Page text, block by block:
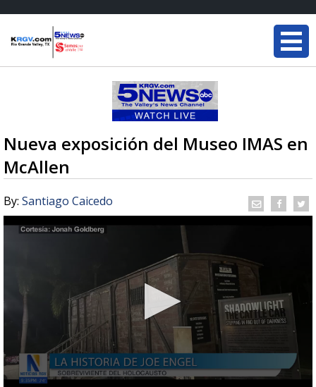
Nueva exposición del Museo IMAS en
McAllen
By: Santiago Caicedo